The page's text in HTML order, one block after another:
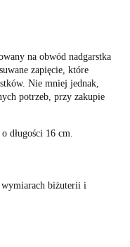
na obwód nadgarstka
zapięcie, które
Nie mniej jednak,
potrzeb, przy zakupie
długości 16 cm.
wymiarach biżuterii i